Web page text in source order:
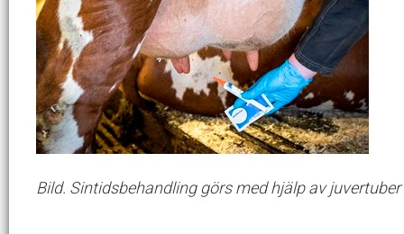
Bild. Sintidsbehandling görs med hjälp av